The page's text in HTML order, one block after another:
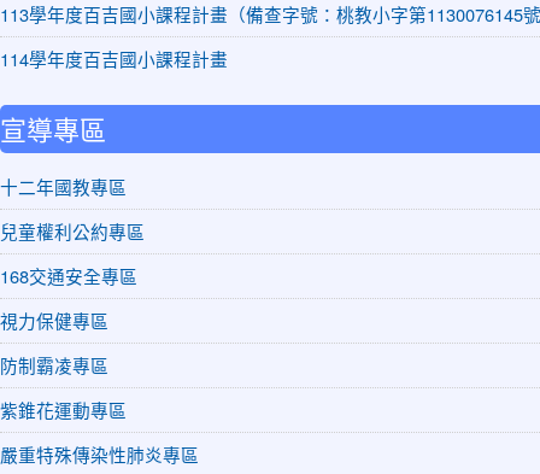
113學年度百吉國小課程計畫（備查字號：桃教小字第1130076145
114學年度百吉國小課程計畫
宣導專區
十二年國教專區
兒童權利公約專區
168交通安全專區
視力保健專區
防制霸凌專區
紫錐花運動專區
嚴重特殊傳染性肺炎專區